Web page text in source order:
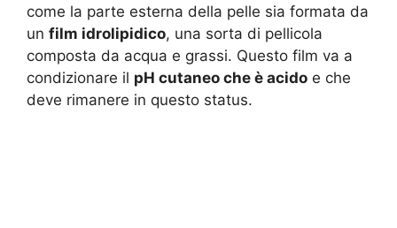
come la parte esterna della pelle sia formata da
un film idrolipidico, una sorta di pellicola
composta da acqua e grassi. Questo film va a
condizionare il pH cutaneo che è acido e che
deve rimanere in questo status.